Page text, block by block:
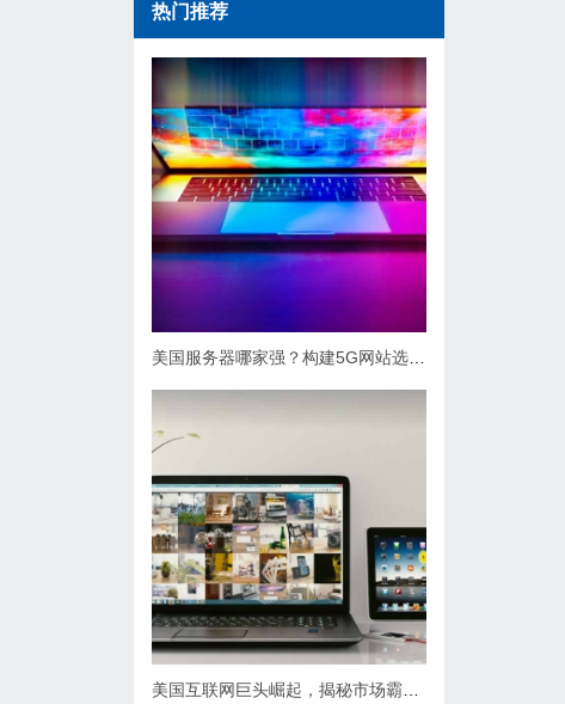
热门推荐
美国服务器哪家强？构建5G网站选哪家？
美国互联网巨头崛起，揭秘市场霸主之路